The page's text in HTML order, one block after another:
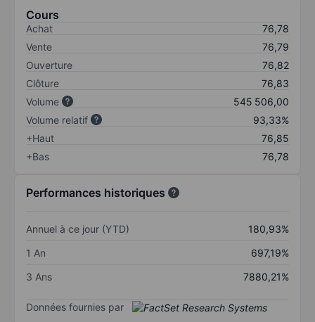
Cours
Achat
76,78
Vente
76,79
Ouverture
76,82
Clôture
76,83
Volume
545 506,00
Volume relatif
93,33%
+Haut
76,85
+Bas
76,78
Performances historiques
Annuel à ce jour (YTD)
180,93%
1 An
697,19%
3 Ans
7880,21%
Données fournies par